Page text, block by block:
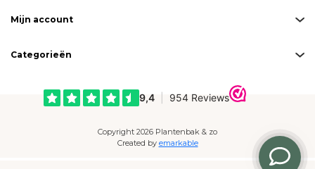
Mijn account
Categorieën
Copyright 2026 Plantenbak & zo
Created by emarkable